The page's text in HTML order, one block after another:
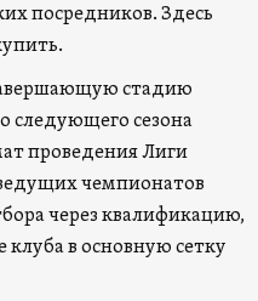
посредников. Здесь
стадию
следующего сезона
проведения Лиги
чемпионатов
через квалификацию,
клуба в основную сетку